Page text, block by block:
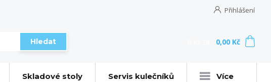
Přihlášení
Hledat 0,00 Kč
Skladové stoly Servis kulečníků Více